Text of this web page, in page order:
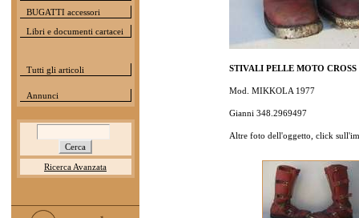
BUGATTI accessori
Libri e documenti cartacei
Tutti gli articoli
Annunci
Ricerca Avanzata
STIVALI PELLE MOTO
Mod. MIKKOLA 1977
Gianni 348.2969497
Altre foto dell'oggetto, click